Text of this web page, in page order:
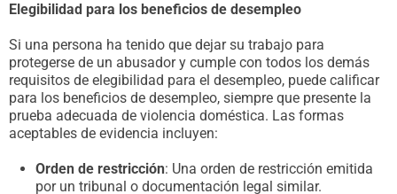
Elegibilidad para los beneficios de desempleo
Si una persona ha tenido que dejar su trabajo para
protegerse de un abusador y cumple con todos los demás
requisitos de elegibilidad para el desempleo, puede calificar
para los beneficios de desempleo, siempre que presente la
prueba adecuada de violencia doméstica. Las formas
aceptables de evidencia incluyen:
Orden de restricción: Una orden de restricción emitida
por un tribunal o documentación legal similar.